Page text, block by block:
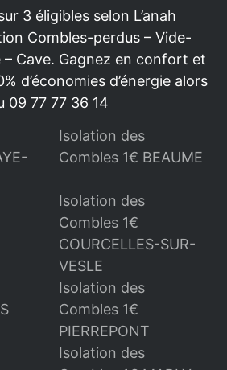
3 éligibles selon L’anah
Combles-perdus – Vide-
– Cave. Gagnez en confort et
d’économies d’énergie alors
09 77 77 36 14
Isolation des
Combles 1€ BEAUME
Isolation des
Combles 1€
COURCELLES-SUR-
VESLE
Isolation des
Combles 1€
PIERREPONT
Isolation des